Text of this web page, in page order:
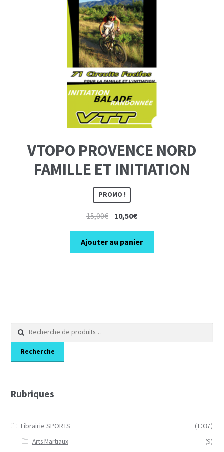
VTOPO PROVENCE NORD
FAMILLE ET INITIATION
PROMO !
15,00€ Le
initial
était :
10,50€Le
actuel
est :
Ajouter au panier
Recherche
pour :
Recherche
Rubriques
Librairie SPORTS
(1037)
Arts Martiaux
(9)